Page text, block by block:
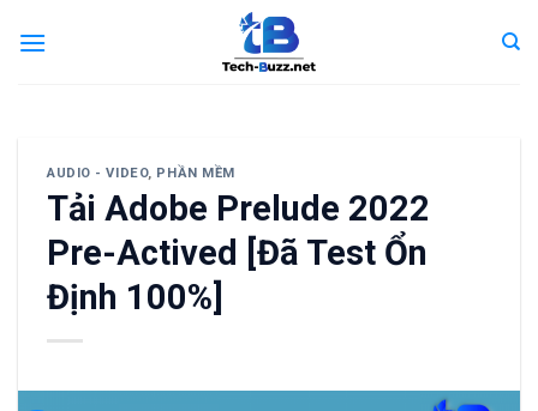
AUDIO - VIDEO, PHẦN MỀM
Tải Adobe Prelude 2022
Pre-Actived [Đã Test Ổn
Định 100%]